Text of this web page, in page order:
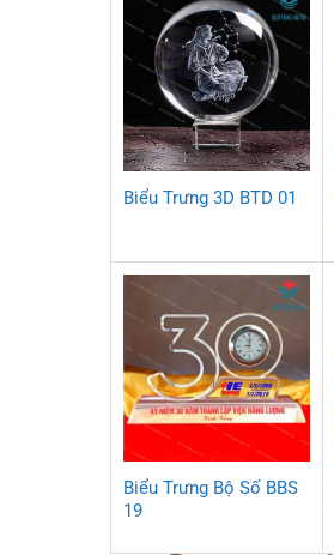
Biểu Trưng 3D BTD 01
Biểu Trưng Bộ Số BBS
19